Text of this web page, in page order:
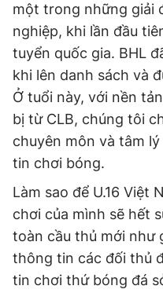
một trong những giải
nghiệp, khi lần đầu
tuyển quốc gia. BHL
khi lên danh sách và
Ở tuổi này, với nền
bị từ CLB, chúng tôi
chuyên môn và tâm
tin chơi bóng.
Làm sao để U.16 Việt
chơi của mình sẽ hết
toàn cầu thủ mới như
thông tin các đối thủ
tin chơi thứ bóng đá